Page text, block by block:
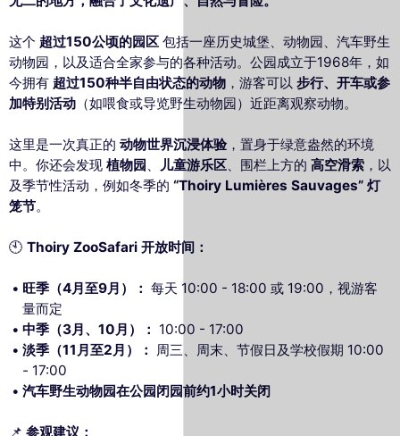
这个 超过150公顷的园区 包括一座历史城堡、动物园、汽车野生
动物园，以及适合全家参与的各种活动。公园成立于1968年，如
今拥有 超过150种半自由状态的动物 ，游客可以 步行、开车或参
加特别活动 （如喂食或导览野生动物园）近距离观察动物。
这里是一次真正的 动物世界沉浸体验，置身于绿意盎然的环境
中。你还会发现 植物园 、 儿童游乐区、围栏上方的 高空滑索 ，以
及季节性活动，例如冬季的 “Thoiry Lumières Sauvages” 灯
笼节。
🕙 Thoiry ZooSafari 开放时间：
旺季（4月至9月）： 每天 10:00 - 18:00 或 19:00，视游客
量而定
中季（3月、10月）： 10:00 - 17:00
淡季（11月至2月）： 周三、周末、节假日及学校假期 10:00
- 17:00
汽车野生动物园在公园闭园前约1小时关闭
📌 参观建议：